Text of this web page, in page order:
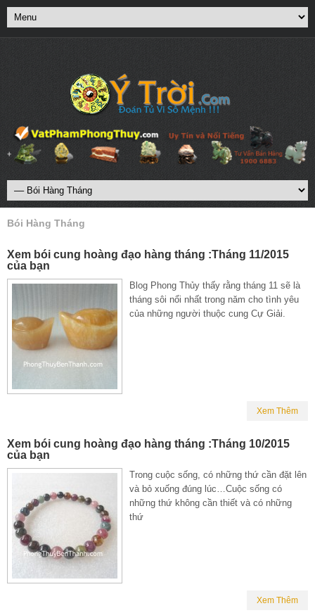
Bói Hàng Tháng
Xem bói cung hoàng đạo hàng tháng :Tháng 11/2015
của bạn
Blog Phong Thủy thấy rằng tháng 11 sẽ là
tháng sôi nổi nhất trong năm cho tình yêu
của những người thuộc cung Cự Giải.
Xem Thêm
Xem bói cung hoàng đạo hàng tháng :Tháng 10/2015
của bạn
Trong cuộc sống, có những thứ cần đặt lên
và bỏ xuống đúng lúc…Cuộc sống có
những thứ không cần thiết và có những
thứ
Xem Thêm